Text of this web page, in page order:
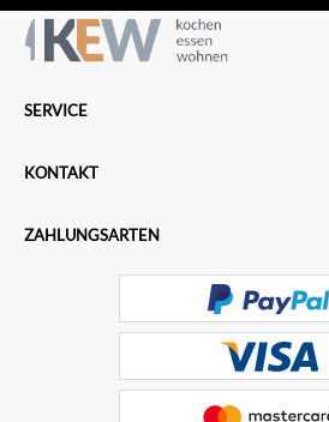
SERVICE
KONTAKT
ZAHLUNGSARTEN